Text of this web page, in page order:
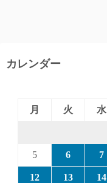
カレンダー
月
火 水
5 6 7
12 13 14